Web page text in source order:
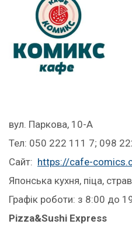
вул. Паркова, 10-А
Тел: 050 222 111 7; 098
Сайт: https://cafe-
Японська кухня, піца,
Графік роботи: з 8:00 до
Pizza&Sushi Express